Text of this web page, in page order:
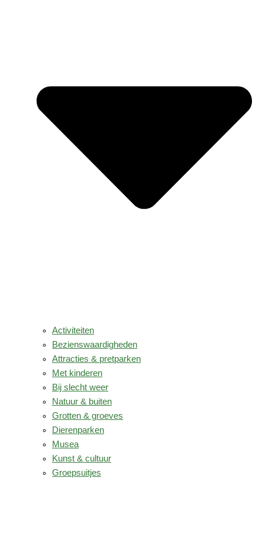
Activiteiten
Bezienswaardigheden
Attracties & pretparken
Met kinderen
Bij slecht weer
Natuur & buiten
Grotten & groeves
Dierenparken
Musea
Kunst & cultuur
Groepsuitjes